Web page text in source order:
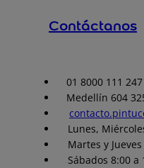
Contáctanos
01 8000 111 247
Medellín 604
Lunes,
Martes y
Sábados 8:00 a